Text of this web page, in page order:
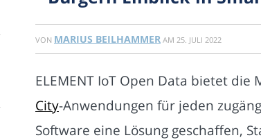
VON MARIUS BEILHAMMER AM 25. JULI 2022
ELEMENT IoT Open Data bietet
City-Anwendungen für jeden
Software eine Lösung geschaffen,